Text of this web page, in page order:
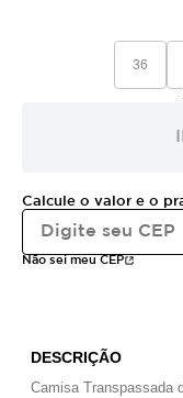
36
Calcule o valor e o
Não sei meu CEP
DESCRIÇÃO
Camisa Transpassada